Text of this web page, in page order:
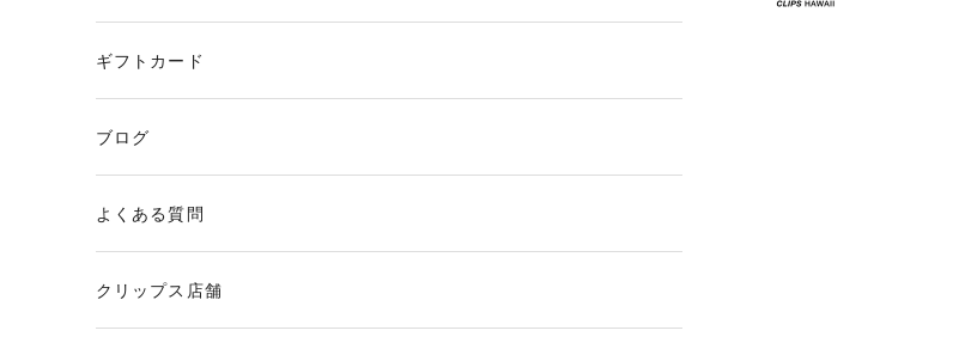
ギフトカード
ブログ
よくある質問
クリップス店舗